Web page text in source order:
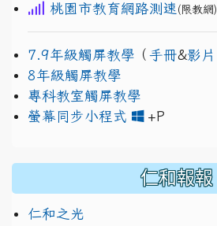
桃園市教育網路測速 (限教網)
7.9年級觸屏教學 （ 手冊&影片
8年級觸屏教學
專科教室觸屏教學
螢幕同步小程式
+P
仁和報報
仁和之光